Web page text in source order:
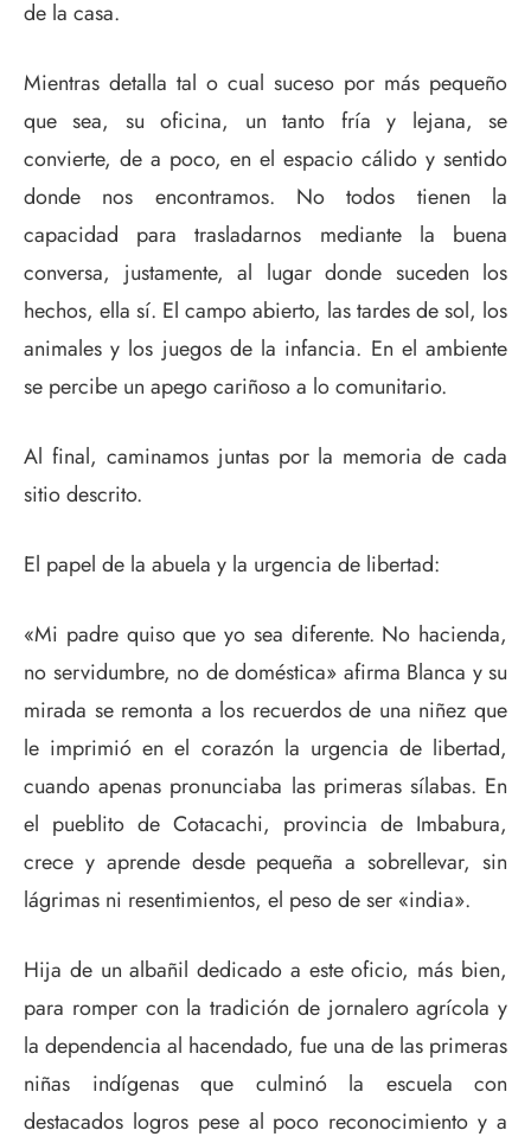
de la casa.
Mientras detalla tal o cual suceso por más pequeño
que sea, su oficina, un tanto fría y lejana, se
convierte, de a poco, en el espacio cálido y sentido
donde nos encontramos. No todos tienen la
capacidad para trasladarnos mediante la buena
conversa, justamente, al lugar donde suceden los
hechos, ella sí. El campo abierto, las tardes de sol, los
animales y los juegos de la infancia. En el ambiente
se percibe un apego cariñoso a lo comunitario.
Al final, caminamos juntas por la memoria de cada
sitio descrito.
El papel de la abuela y la urgencia de libertad:
«Mi padre quiso que yo sea diferente. No hacienda,
no servidumbre, no de doméstica» afirma Blanca y su
mirada se remonta a los recuerdos de una niñez que
le imprimió en el corazón la urgencia de libertad,
cuando apenas pronunciaba las primeras sílabas. En
el pueblito de Cotacachi, provincia de Imbabura,
crece y aprende desde pequeña a sobrellevar, sin
lágrimas ni resentimientos, el peso de ser «india».
Hija de un albañil dedicado a este oficio, más bien,
para romper con la tradición de jornalero agrícola y
la dependencia al hacendado, fue una de las primeras
niñas indígenas que culminó la escuela con
destacados logros pese al poco reconocimiento y a